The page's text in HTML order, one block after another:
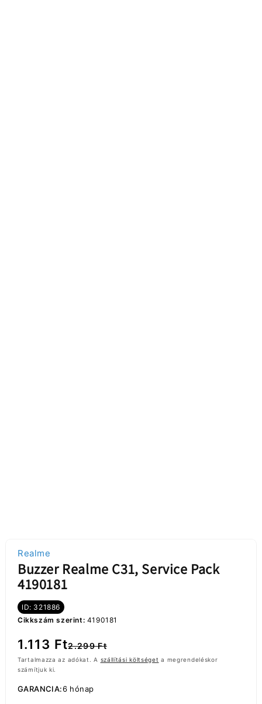
Realme
Buzzer Realme C31, Service Pack
4190181
ID: 321886
Cikkszám szerint: 4190181
Normál
ár
2.299 Ft
Akciós
ár
1.113 Ft
Tartalmazza az adókat. A szállítási költséget a megrendeléskor
számítjuk ki.
GARANCIA:6 hónap